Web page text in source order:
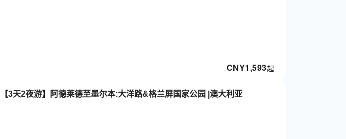
CNY1,593起
【3天2夜游】阿德莱德至墨尔本:大洋路&格兰屏国家公园 |澳大利亚